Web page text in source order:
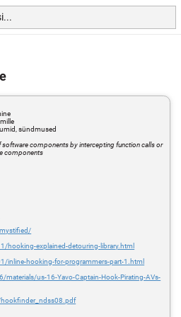
sündmused
software components by intercepting function calls or
components
explained-detouring-library.html
inline-hooking-for-programmers-part-1.html
us-16-Yavo-Captain-Hook-Pirating-AVs-
hookfinder_ndss08.pdf